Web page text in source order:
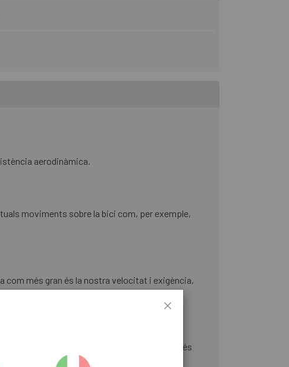
aerodinàmica.
moviments sobre la bici com, per exemple,
com més gran és la nostra velocitat i exigència,
de cuidar les teves pertinences més